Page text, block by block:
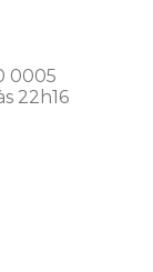
0005
22h16